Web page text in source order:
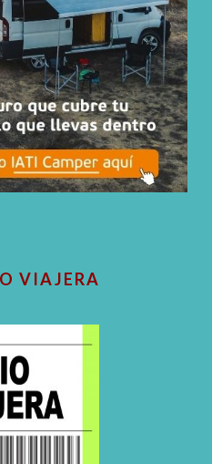
VIAJERA